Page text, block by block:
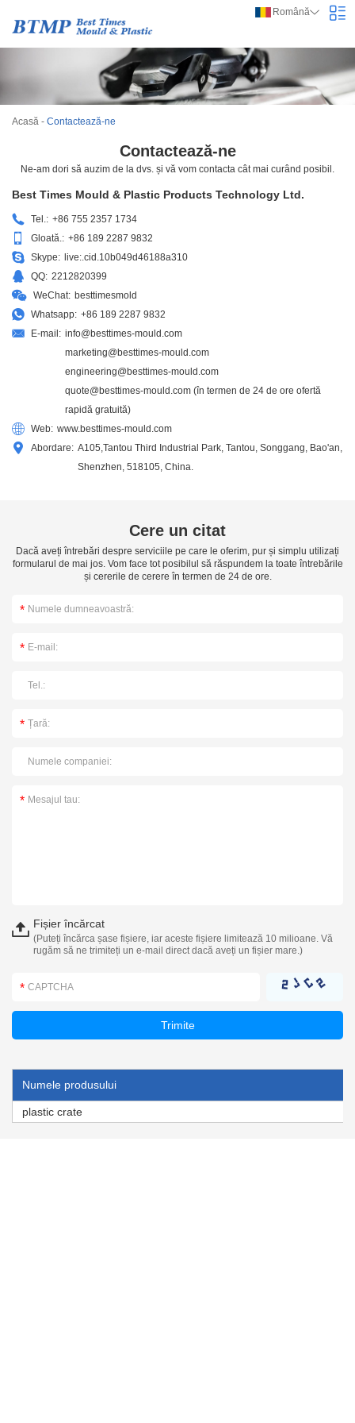
Română
Acasă - Contactează-ne
Contactează-ne
Ne-am dori să auzim de la dvs. și vă vom contacta cât mai curând posibil.
Best Times Mould & Plastic Products Technology Ltd.
Tel.: +86 755 2357 1734
Gloată.: +86 189 2287 9832
Skype: live:.cid.10b049d46188a310
QQ: 2212820399
WeChat: besttimesmold
Whatsapp: +86 189 2287 9832
E-mail: info@besttimes-mould.com
marketing@besttimes-mould.com
engineering@besttimes-mould.com
quote@besttimes-mould.com (în termen de 24 de ore ofertă
rapidă gratuită)
Web: www.besttimes-mould.com
Abordare: A105,Tantou Third Industrial Park, Tantou, Songgang, Bao'an,
Shenzhen, 518105, China.
Cere un citat
Dacă aveți întrebări despre serviciile pe care le oferim, pur și simplu utilizați
formularul de mai jos. Vom face tot posibilul să răspundem la toate întrebările
și cererile de cerere în termen de 24 de ore.
Fișier încărcat
(Puteți încărca șase fișiere, iar aceste fișiere limitează 10 milioane. Vă
rugăm să ne trimiteți un e-mail direct dacă aveți un fișier mare.)
Numele produsului
plastic crate